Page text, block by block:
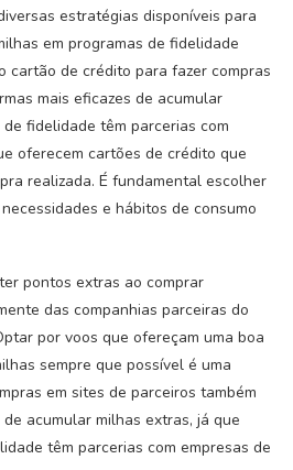
estratégias disponíveis para
em programas de fidelidade
cartão de crédito para fazer compras
mais eficazes de acumular
fidelidade têm parcerias com
oferecem cartões de crédito que
realizada. É fundamental escolher
e hábitos de consumo
pontos extras ao comprar
das companhias parceiras do
por voos que ofereçam uma boa
sempre que possível é uma
em sites de parceiros também
acumular milhas extras, já que
têm parcerias com empresas de